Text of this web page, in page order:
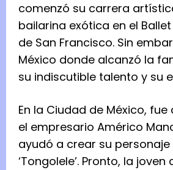
comenzó su carrera
bailarina exótica en el
de San Francisco. Sin
México donde alcanzó la
su indiscutible talento y su
En la Ciudad de México,
el empresario Américo
ayudó a crear su
‘Tongolele’. Pronto, la